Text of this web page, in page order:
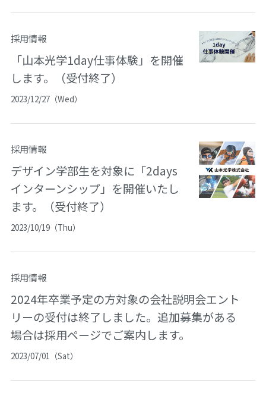
採用情報
「山本光学1day仕事体験」を開催
します。（受付終了）
2023/12/27（Wed）
採用情報
デザイン学部生を対象に「2days
インターンシップ」を開催いたし
ます。（受付終了）
2023/10/19（Thu）
採用情報
2024年卒業予定の方対象の会社説明会エント
リーの受付は終了しました。追加募集がある
場合は採用ページでご案内します。
2023/07/01（Sat）